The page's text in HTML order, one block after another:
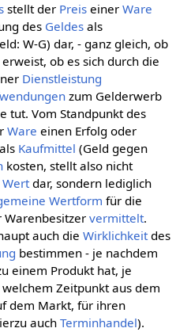
stellt der Preiseiner Ware
des Geldesals
W-G) dar, - ganz gleich, ob
ob es sich durch die
Dienstleistung
zum Gelderwerb
tut. Vom Standpunkt des
Ware einen Erfolg oder
Kaufmittel (Geld gegen
kosten, stellt also nicht
Wertdar, sondern lediglich
Wertform für die
vermittelt.
auch die Wirklichkeitdes
bestimmen - je nachdem
einem Produkt hat, je
Zeitpunkt aus dem
dem Markt, für ihren
auch Terminhandel).